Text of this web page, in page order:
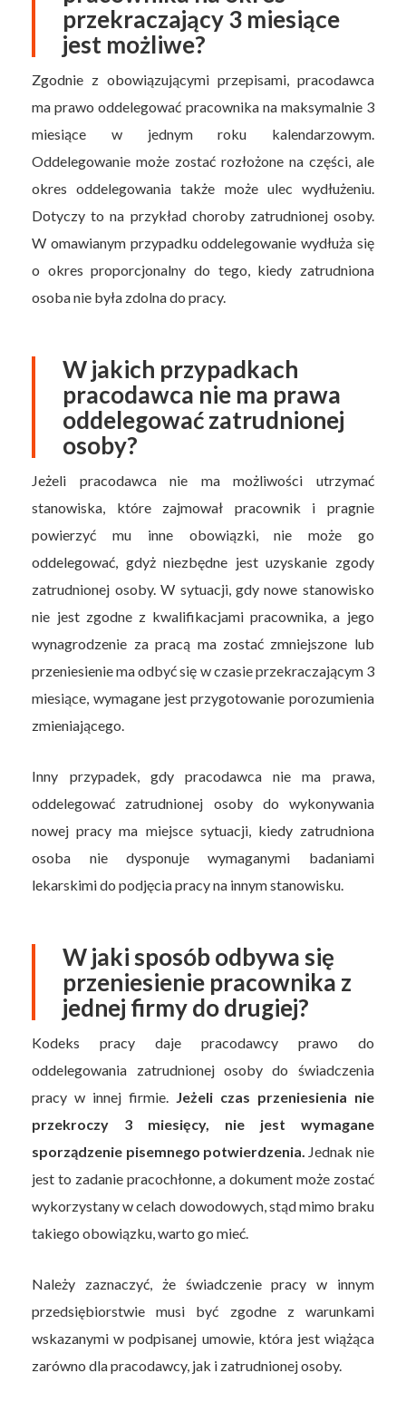
przekraczający 3 miesiące
jest możliwe?
Zgodnie z obowiązującymi przepisami, pracodawca
ma prawo oddelegować pracownika na maksymalnie 3
miesiące w jednym roku kalendarzowym.
Oddelegowanie może zostać rozłożone na części, ale
okres oddelegowania także może ulec wydłużeniu.
Dotyczy to na przykład choroby zatrudnionej osoby.
W omawianym przypadku oddelegowanie wydłuża się
o okres proporcjonalny do tego, kiedy zatrudniona
osoba nie była zdolna do pracy.
W jakich przypadkach
pracodawca nie ma prawa
oddelegować zatrudnionej
osoby?
Jeżeli pracodawca nie ma możliwości utrzymać
stanowiska, które zajmował pracownik i pragnie
powierzyć mu inne obowiązki, nie może go
oddelegować, gdyż niezbędne jest uzyskanie zgody
zatrudnionej osoby. W sytuacji, gdy nowe stanowisko
nie jest zgodne z kwalifikacjami pracownika, a jego
wynagrodzenie za pracą ma zostać zmniejszone lub
przeniesienie ma odbyć się w czasie przekraczającym 3
miesiące, wymagane jest przygotowanie porozumienia
zmieniającego.
Inny przypadek, gdy pracodawca nie ma prawa,
oddelegować zatrudnionej osoby do wykonywania
nowej pracy ma miejsce sytuacji, kiedy zatrudniona
osoba nie dysponuje wymaganymi badaniami
lekarskimi do podjęcia pracy na innym stanowisku.
W jaki sposób odbywa się
przeniesienie pracownika z
jednej firmy do drugiej?
Kodeks pracy daje pracodawcy prawo do
oddelegowania zatrudnionej osoby do świadczenia
pracy w innej firmie.
Jeżeli czas przeniesienia nie
przekroczy 3 miesięcy, nie jest wymagane
sporządzenie pisemnego potwierdzenia. Jednak nie
jest to zadanie pracochłonne, a dokument może zostać
wykorzystany w celach dowodowych, stąd mimo braku
takiego obowiązku, warto go mieć.
Należy zaznaczyć, że świadczenie pracy w innym
przedsiębiorstwie musi być zgodne z warunkami
wskazanymi w podpisanej umowie, która jest wiążąca
zarówno dla pracodawcy, jak i zatrudnionej osoby.